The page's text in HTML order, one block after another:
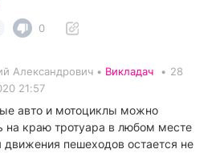
0
Александрович • Викладач • 28
21:57
авто и мотоциклы можно
на краю тротуара в любом месте
движения пешеходов остается не